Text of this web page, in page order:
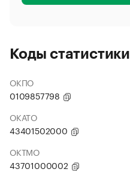
Коды статистики
ОКПО
0109857798
ОКАТО
43401502000
ОКТМО
43701000002